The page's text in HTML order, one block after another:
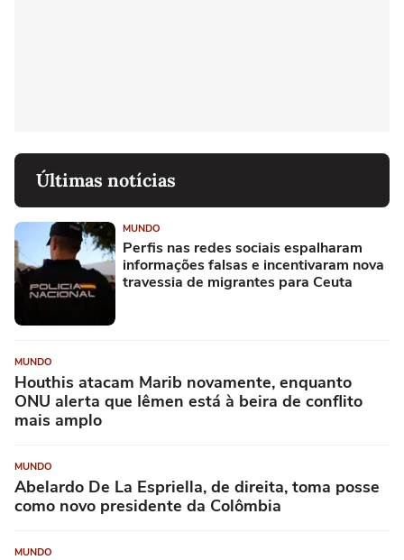
Últimas notícias
MUNDO
Perfis nas redes sociais espalharam
informações falsas e incentivaram nova
travessia de migrantes para Ceuta
MUNDO
Houthis atacam Marib novamente, enquanto
ONU alerta que Iêmen está à beira de conflito
mais amplo
MUNDO
Abelardo De La Espriella, de direita, toma posse
como novo presidente da Colômbia
MUNDO